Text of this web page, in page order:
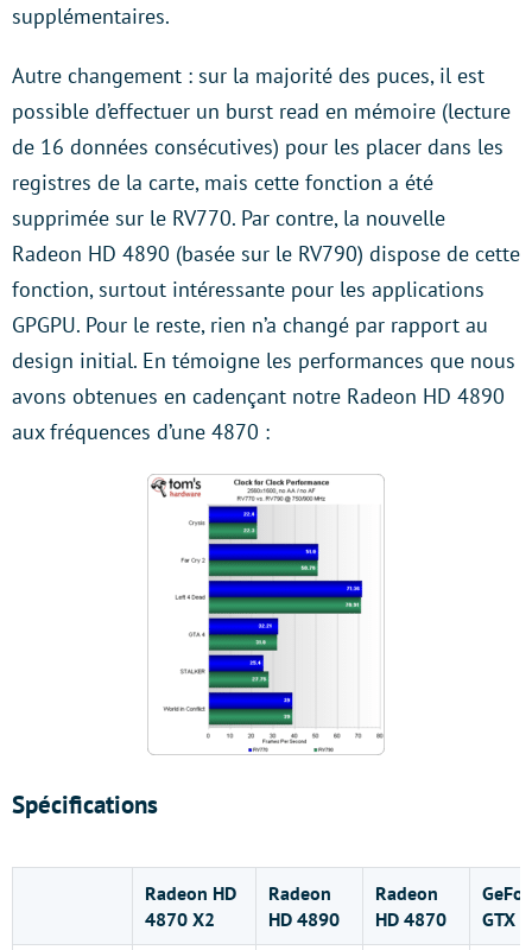
supplémentaires.
Autre changement : sur la majorité des puces, il est
possible d’effectuer un burst read en mémoire (lecture
de 16 données consécutives) pour les placer dans les
registres de la carte, mais cette fonction a été
supprimée sur le RV770. Par contre, la nouvelle
Radeon HD 4890 (basée sur le RV790) dispose de cette
fonction, surtout intéressante pour les applications
GPGPU. Pour le reste, rien n’a changé par rapport au
design initial. En témoigne les performances que nous
avons obtenues en cadençant notre Radeon HD 4890
aux fréquences d’une 4870 :
Spécifications
Radeon HD
4870 X2
Radeon
HD 4890
Radeon
HD 4870
GTX